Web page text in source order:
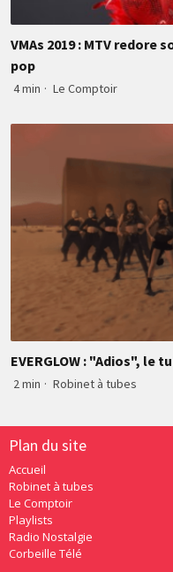
VMAs 2019 : MTV
pop
4 min · Le Comptoir
EVERGLOW : "Adios", le
2 min · Robinet à tubes
Plan du site
Accueil
Robinet à tubes
Le Comptoir
Playlists
Radio Nostalgie
Corbeille Télé